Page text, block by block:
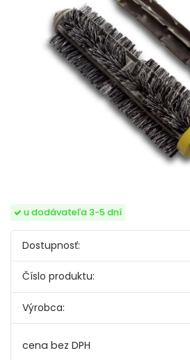
u dodávateľa 3-5 dní
Dostupnosť:
Číslo produktu:
Výrobca: